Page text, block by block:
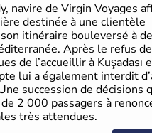
navire de Virgin Voyages
destinée à une clientèle
itinéraire bouleversé à
Après le refus
de l’accueillir à Kuşadası
lui a également interdit
succession de décisions
2 000 passagers à
très attendues.